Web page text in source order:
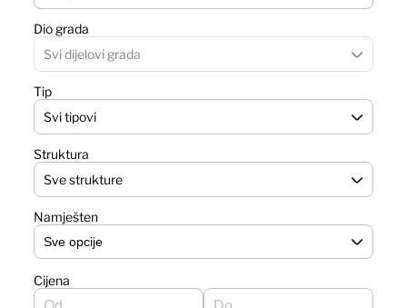
Dio grada
Svi dijelovi grada
Tip
Svi tipovi
Struktura
Sve strukture
Namješten
Cijena